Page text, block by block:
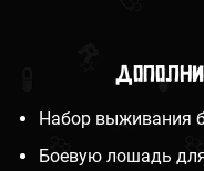
Набор выживания
Боевую лошадь